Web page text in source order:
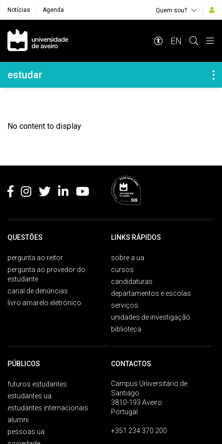
Notícias Agenda Quem sou?
Navegação Principal
EN
Navegação Lateral
estudar
No content to display
QUESTÕES
pergunta ao reitor
pergunta ao provedor do
estudante
canal de denúncias
livro amarelo eletrónico
LINKS RÁPIDOS
sobre a ua
cursos
candidaturas
departamentos e escolas
serviços
unidades de investigação
biblioteca
PÚBLICOS
futuros estudantes
estudantes ua
estudantes internacionais
alumni
pessoas ua
CONTACTOS
Campus Universitário de
Santiago
3810-193 Aveiro
Portugal
+351 234 370 200